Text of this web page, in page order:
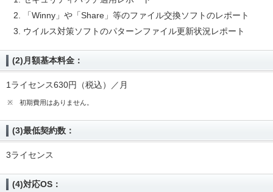
「Winny」や「Share」等のファイル交換ソフトのレポート
ウイルス対策ソフトのパターンファイル更新状況レポート
(2)月額基本料金：
1ライセンス630円（税込）／月
※ 初期費用はありません。
(3)最低契約数：
3ライセンス
(4)対応OS：